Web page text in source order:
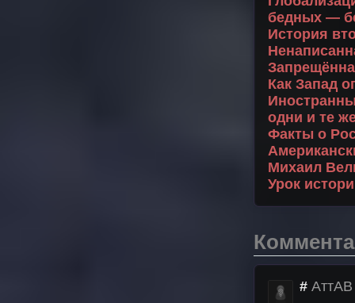
бедных —
История
Как Запад
одни и те
Факты о
Михаил
Урок
# АттАВ